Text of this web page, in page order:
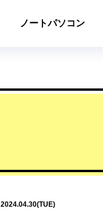
ノートパソコン
2024.04.30(TUE)